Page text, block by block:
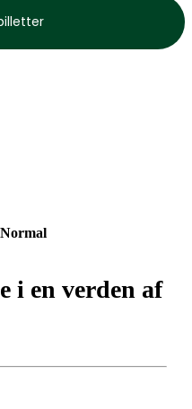
i en verden af